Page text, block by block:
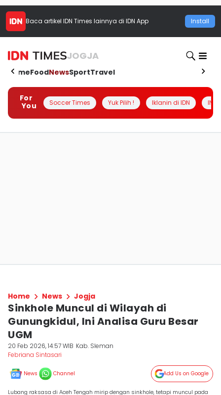
Baca artikel IDN Times lainnya di IDN App Install
JOGJA
HomeFoodNewsSportTravel
For
You
Soccer Times Yuk Pilih ! Iklanin di IDN
Home News Jogja
Sinkhole Muncul di Wilayah di
Gunungkidul, Ini Analisa Guru Besar
UGM
20 Feb 2026, 14:57 WIB Kab. Sleman
Febriana Sintasari
News Channel Add Us on Google
Lubang raksasa di Aceh Tengah mirip dengan sinkhole, tetapi muncul pada